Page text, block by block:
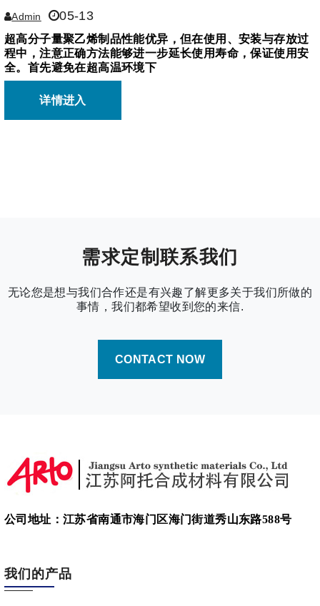
Admin 05-13
超高分子量聚乙烯制品性能优异，但在使用、安装与存放过
程中，注意正确方法能够进一步延长使用寿命，保证使用安
全。首先避免在超高温环境下
详情进入
需求定制联系我们
无论您是想与我们合作还是有兴趣了解更多关于我们所做的
事情，我们都希望收到您的来信.
CONTACT NOW
公司地址：江苏省南通市海门区海门街道秀山东路588号
我们的产品